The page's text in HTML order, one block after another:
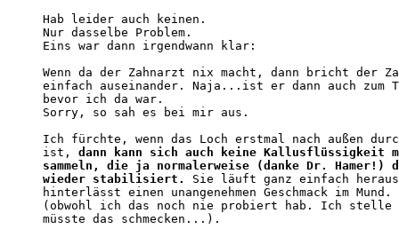
Hab leider auch keinen.
Nur dasselbe Problem.
Eins war dann irgendwann klar:
Wenn da der Zahnarzt nix macht, dann bricht der
einfach auseinander. Naja...ist er dann auch
bevor ich da war.
Sorry, so sah es bei mir aus.
Ich fürchte, wenn das Loch erstmal nach außen
ist, dann kann sich auch keine Kallusflüssigkeit
sammeln, die ja normalerweise (danke Dr. Hamer!)
wieder stabilisiert.
Sie läuft ganz einfach
hinterlässt einen unangenehmen Geschmack im
(obwohl ich das noch nie probiert hab. Ich
müsste das schmecken...).